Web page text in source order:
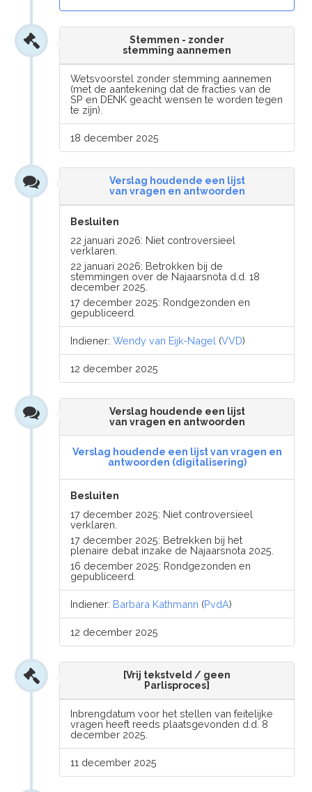
Stemmen - zonder
stemming aannemen
Wetsvoorstel zonder stemming aannemen
(met de aantekening dat de fracties van de
SP en DENK geacht wensen te worden tegen
te zijn).
18 december 2025
Verslag houdende een lijst
van vragen en antwoorden
Besluiten
22 januari 2026: Niet controversieel
verklaren.
22 januari 2026: Betrokken bij de
stemmingen over de Najaarsnota d.d. 18
december 2025.
17 december 2025: Rondgezonden en
gepubliceerd.
Indiener:Wendy van Eijk-Nagel (VVD)
12 december 2025
Verslag houdende een lijst
van vragen en antwoorden
Verslag houdende een lijst van vragen en
antwoorden (digitalisering)
Besluiten
17 december 2025: Niet controversieel
verklaren.
17 december 2025: Betrekken bij het
plenaire debat inzake de Najaarsnota 2025.
16 december 2025: Rondgezonden en
gepubliceerd.
Indiener: Barbara Kathmann (PvdA)
12 december 2025
[Vrij tekstveld / geen
Parlisproces]
Inbrengdatum voor het stellen van feitelijke
vragen heeft reeds plaatsgevonden d.d. 8
december 2025.
11 december 2025